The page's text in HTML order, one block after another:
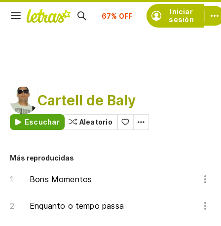
Iniciar
sesión
Suscríbete
Cartell de Baly
Escuchar Aleatorio
Más reproducidas
Bons Momentos
Enquanto o tempo passa